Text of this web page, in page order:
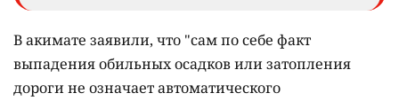
В акимате заявили, что "сам по себе факт
выпадения обильных осадков или затопления
дороги не означает автоматического